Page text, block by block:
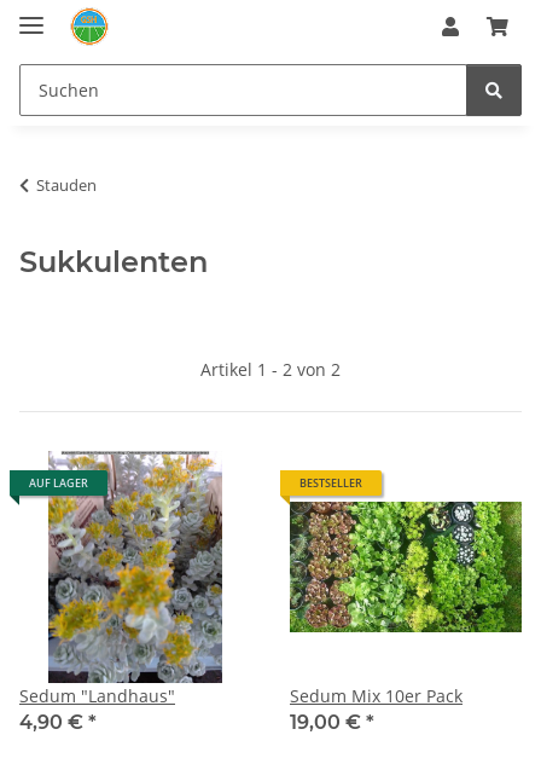
Stauden
Sukkulenten
Artikel 1 - 2 von 2
AUF LAGER
Sedum "Landhaus"
4,90 € *
BESTSELLER
Sedum Mix 10er Pack
19,00 € *